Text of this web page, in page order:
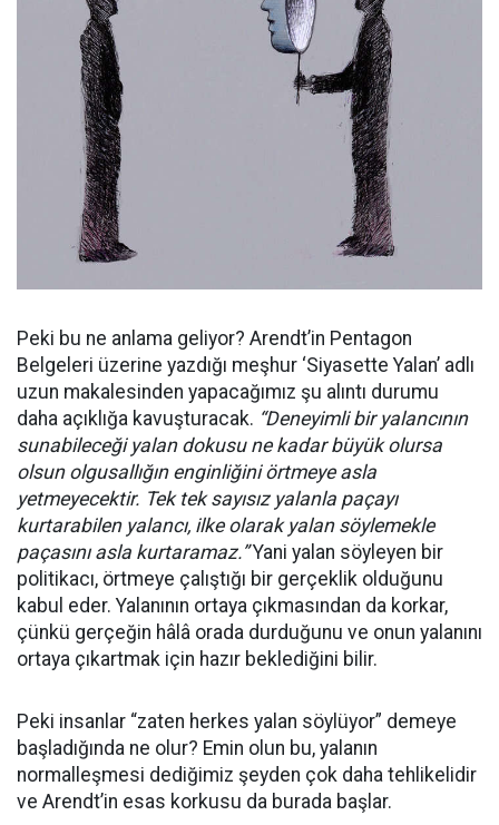
Peki bu ne anlama geliyor? Arendt’in Pentagon
Belgeleri üzerine yazdığı meşhur ‘Siyasette Yalan’ adlı
uzun makalesinden yapacağımız şu alıntı durumu
daha açıklığa kavuşturacak. “Deneyimli bir yalancının
sunabileceği yalan dokusu ne kadar büyük olursa
olsun olgusallığın enginliğini örtmeye asla
yetmeyecektir. Tek tek sayısız yalanla paçayı
kurtarabilen yalancı, ilke olarak yalan söylemekle
paçasını asla kurtaramaz.”Yani yalan söyleyen bir
politikacı, örtmeye çalıştığı bir gerçeklik olduğunu
kabul eder. Yalanının ortaya çıkmasından da korkar,
çünkü gerçeğin hâlâ orada durduğunu ve onun yalanını
ortaya çıkartmak için hazır beklediğini bilir.
Peki insanlar “zaten herkes yalan söylüyor” demeye
başladığında ne olur? Emin olun bu, yalanın
normalleşmesi dediğimiz şeyden çok daha tehlikelidir
ve Arendt’in esas korkusu da burada başlar.